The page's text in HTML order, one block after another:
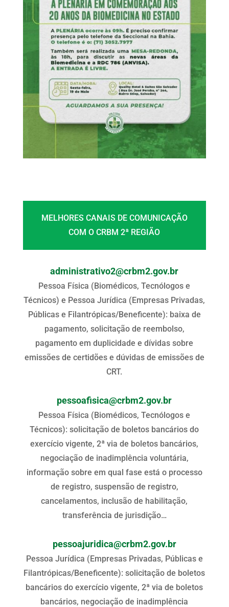
MELHORES CANAIS DE COMUNICAÇÃO
COM O CRBM 2ª REGIÃO
administrativo2@crbm2.gov.br
Pessoa Física (Biomédicos, Tecnólogos e
Técnicos) e Pessoa Jurídica (Empresas Privadas,
Públicas e Filantrópicas/Beneficente): baixa de
pagamento, solicitação de reembolso,
pagamento em duplicidade e dívidas sobre
emissões de certidões e dúvidas de emissões de
CRT.
pessoafisica@crbm2.gov.br
Pessoa Física (Biomédicos, Tecnólogos e
Técnicos): solicitação de boletos bancários do
exercício vigente, 2ª via de boletos bancários,
negociação de inadimplência voluntária,
informação sobre em qual fase está o processo
de registro, suspensão de registro,
cancelamentos, inclusão de habilitação,
transferência de jurisdição…
pessoajuridica@crbm2.gov.br
Pessoa Jurídica (Empresas Privadas, Públicas e
Filantrópicas/Beneficente): solicitação de boletos
bancários do exercício vigente, 2ª via de boletos
bancários, negociação de inadimplência